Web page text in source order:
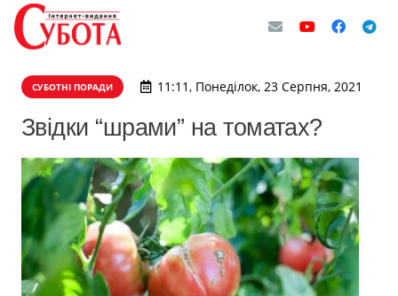
СУБОТНІ ПОРАДИ 11:11, Понеділок, 23 Серпня, 2021
Звідки “шрами” на томатах?